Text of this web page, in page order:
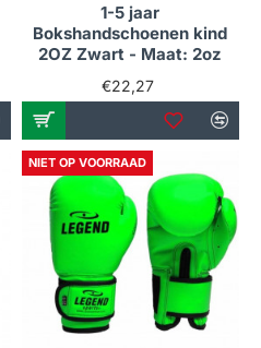
1-5 jaar
Bokshandschoenen kind
2OZ Zwart - Maat: 2oz
€22,27
NIET OP VOORRAAD